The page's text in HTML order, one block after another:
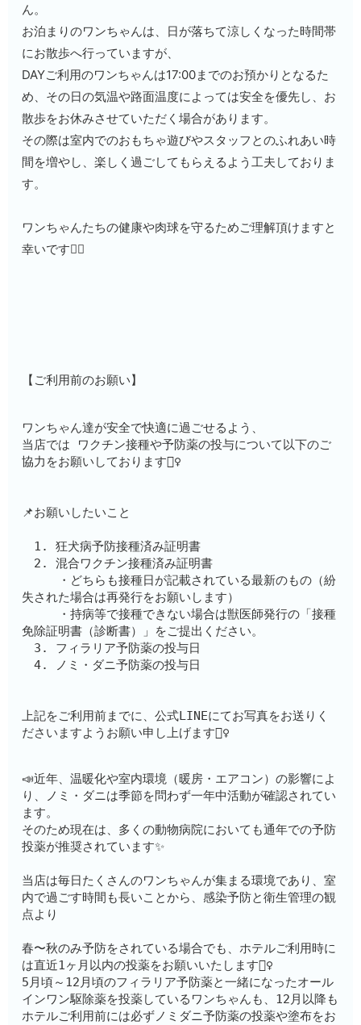
ん。
お泊まりのワンちゃんは、日が落ちて涼しくなった時間帯
にお散歩へ行っていますが、
DAYご利用のワンちゃんは17:00までのお預かりとなるた
め、その日の気温や路面温度によっては安全を優先し、お
散歩をお休みさせていただく場合があります。
その際は室内でのおもちゃ遊びやスタッフとのふれあい時
間を増やし、楽しく過ごしてもらえるよう工夫しておりま
す。
ワンちゃんたちの健康や肉球を守るためご理解頂けますと
幸いです🙇‍♀️
【ご利用前のお願い】
ワンちゃん達が安全で快適に過ごせるよう、
当店では ワクチン接種や予防薬の投与について以下のご
協力をお願いしております🙇‍♀️
📌お願いしたいこと
1. 狂犬病予防接種済み証明書
2. 混合ワクチン接種済み証明書
・どちらも接種日が記載されている最新のもの（紛
失された場合は再発行をお願いします）
・持病等で接種できない場合は獣医師発行の「接種
免除証明書（診断書）」をご提出ください。
3. フィラリア予防薬の投与日
4. ノミ・ダニ予防薬の投与日
上記をご利用前までに、公式LINEにてお写真をお送りく
ださいますようお願い申し上げます🙇‍♀️
📣近年、温暖化や室内環境（暖房・エアコン）の影響によ
り、ノミ・ダニは季節を問わず一年中活動が確認されてい
ます。
そのため現在は、多くの動物病院においても通年での予防
投薬が推奨されています✨
当店は毎日たくさんのワンちゃんが集まる環境であり、室
内で過ごす時間も長いことから、感染予防と衛生管理の観
点より
春〜秋のみ予防をされている場合でも、ホテルご利用時に
は直近1ヶ月以内の投薬をお願いいたします🙇‍♀️
5月頃～12月頃のフィラリア予防薬と一緒になったオール
インワン駆除薬を投薬しているワンちゃんも、12月以降も
ホテルご利用前には必ずノミダニ予防薬の投薬や塗布をお